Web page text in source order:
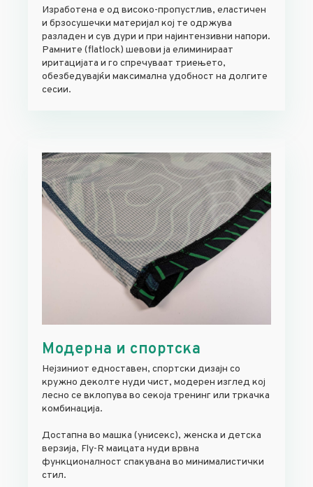
Изработена е од високо-пропустлив, еластичен
и брзосушечки материјал кој те одржува
разладен и сув дури и при најинтензивни напори.
Рамните (flatlock) шевови ја елиминираат
иритацијата и го спречуваат триењето,
обезбедувајќи максимална удобност на долгите
сесии.
Модерна и спортска
Нејзиниот едноставен, спортски дизајн со
кружно деколте нуди чист, модерен изглед кој
лесно се вклопува во секоја тренинг или тркачка
комбинација.
Достапна во машка (унисекс), женска и детска
верзија, Fly-R маицата нуди врвна
функционалност спакувана во минималистички
стил.